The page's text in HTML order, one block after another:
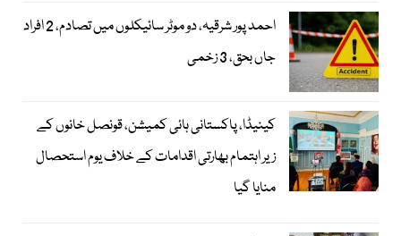
احمد پور شرقیہ، دو موٹر سائیکلوں میں تصادم، 2 افراد
جاں بحق، 3 زخمی
کینیڈا، پاکستانی ہائی کمیشن، قونصل خانوں کے
زیر اہتمام بھارتی اقدامات کے خلاف یوم استحصال
منایا گیا